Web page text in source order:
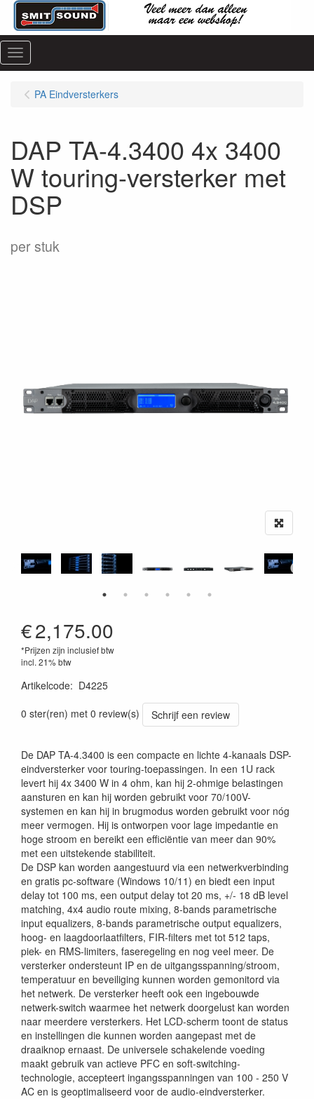
Menu
PA Eindversterkers
DAP TA-4.3400 4x 3400
W touring-versterker met
DSP
per stuk
€2,175.00
*Prijzen zijn inclusief btw
incl. 21% btw
Artikelcode: D4225
0 ster(ren) met 0 review(s)
Schrijf een review
De DAP TA-4.3400 is een compacte en lichte 4-kanaals DSP-
eindversterker voor touring-toepassingen. In een 1U rack
levert hij 4x 3400 W in 4 ohm, kan hij 2-ohmige belastingen
aansturen en kan hij worden gebruikt voor 70/100V-
systemen en kan hij in brugmodus worden gebruikt voor nóg
meer vermogen. Hij is ontworpen voor lage impedantie en
hoge stroom en bereikt een efficiëntie van meer dan 90%
met een uitstekende stabiliteit.
De DSP kan worden aangestuurd via een netwerkverbinding
en gratis pc-software (Windows 10/11) en biedt een input
delay tot 100 ms, een output delay tot 20 ms, +/- 18 dB level
matching, 4x4 audio route mixing, 8-bands parametrische
input equalizers, 8-bands parametrische output equalizers,
hoog- en laagdoorlaatfilters, FIR-filters met tot 512 taps,
piek- en RMS-limiters, faseregeling en nog veel meer. De
versterker ondersteunt IP en de uitgangsspanning/stroom,
temperatuur en beveiliging kunnen worden gemonitord via
het netwerk. De versterker heeft ook een ingebouwde
netwerk-switch waarmee het netwerk doorgelust kan worden
naar meerdere versterkers. Het LCD-scherm toont de status
en instellingen die kunnen worden aangepast met de
draaiknop ernaast. De universele schakelende voeding
maakt gebruik van actieve PFC en soft-switching-
technologie, accepteert ingangsspanningen van 100 - 250 V
AC en is geoptimaliseerd voor de audio-eindversterker.